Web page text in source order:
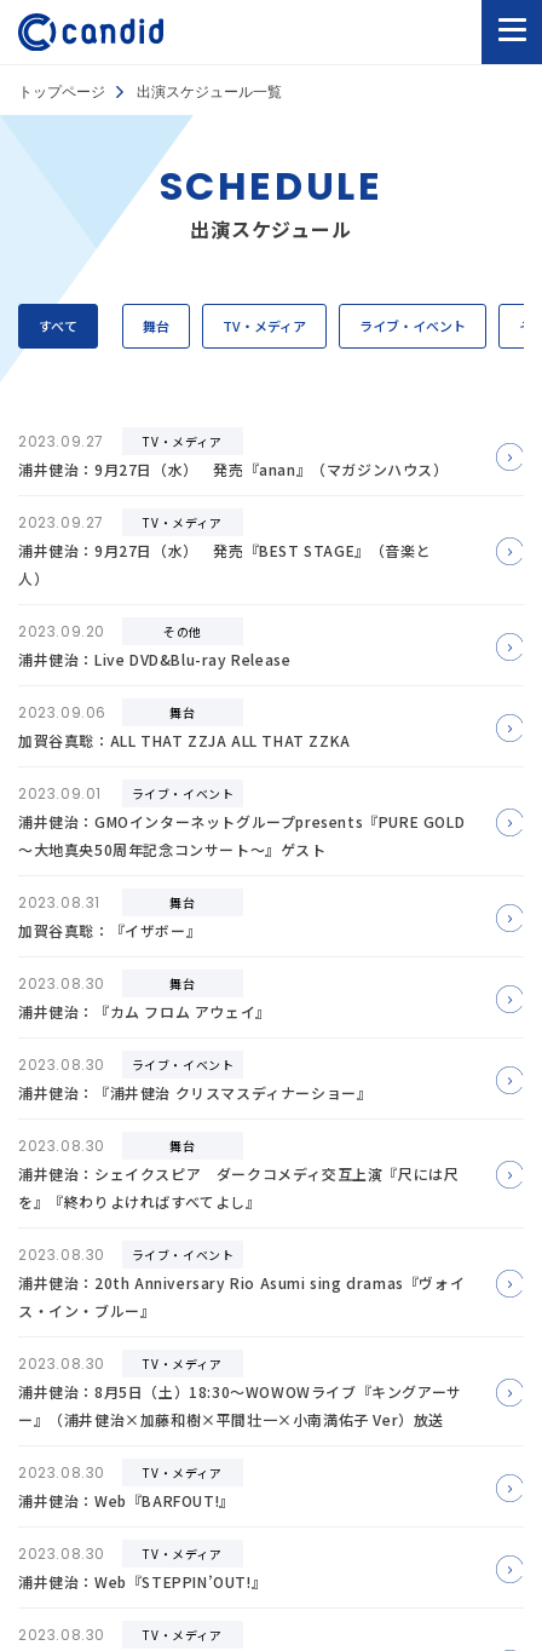
トップページ 出演スケジュール一覧
SCHEDULE
出演スケジュール
すべて 舞台 TV・メディア ライブ・イベント そ
2023.09.27 TV・メディア
浦井健治：9月27日（水） 発売『anan』（マガジンハウス）
2023.09.27 TV・メディア
浦井健治：9月27日（水） 発売『BEST STAGE』（音楽と
人）
2023.09.20 その他
浦井健治：Live DVD&Blu-ray Release
2023.09.06 舞台
加賀谷真聡：ALL THAT ZZJA ALL THAT ZZKA
2023.09.01 ライブ・イベント
浦井健治：GMOインターネットグループpresents『PURE GOLD
～大地真央50周年記念コンサート～』ゲスト
2023.08.31 舞台
加賀谷真聡：『イザボー』
2023.08.30 舞台
浦井健治：『カム フロム アウェイ』
2023.08.30 ライブ・イベント
浦井健治：『浦井健治 クリスマスディナーショー』
2023.08.30 舞台
浦井健治：シェイクスピア ダークコメディ交互上演『尺には尺
を』『終わりよければすべてよし』
2023.08.30 ライブ・イベント
浦井健治：20th Anniversary Rio Asumi sing dramas『ヴォイ
ス・イン・ブルー』
2023.08.30 TV・メディア
浦井健治：8月5日（土）18:30～WOWOWライブ『キングアーサ
ー』（浦井健治×加藤和樹×平間壮一×小南満佑子 Ver）放送
2023.08.30 TV・メディア
浦井健治：Web『BARFOUT!』
2023.08.30 TV・メディア
浦井健治：Web『STEPPIN’OUT!』
2023.08.30 TV・メディア